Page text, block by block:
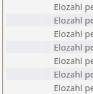
Elozahl
Elozahl
Elozahl
Elozahl
Elozahl
Elozahl
Elozahl